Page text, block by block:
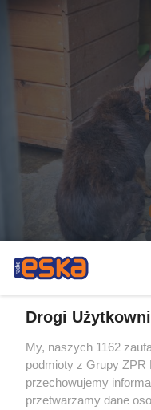
Drogi
My, naszych 1162
podmioty z Grupy
przechowujemy
przetwarzamy dane